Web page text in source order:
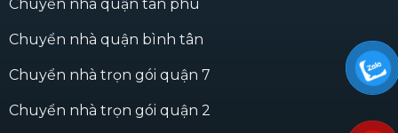
Chuyển nhà quận tân phú
Chuyển nhà quận bình tân
Chuyển nhà trọn gói quận 7
Chuyển nhà trọn gói quận 2